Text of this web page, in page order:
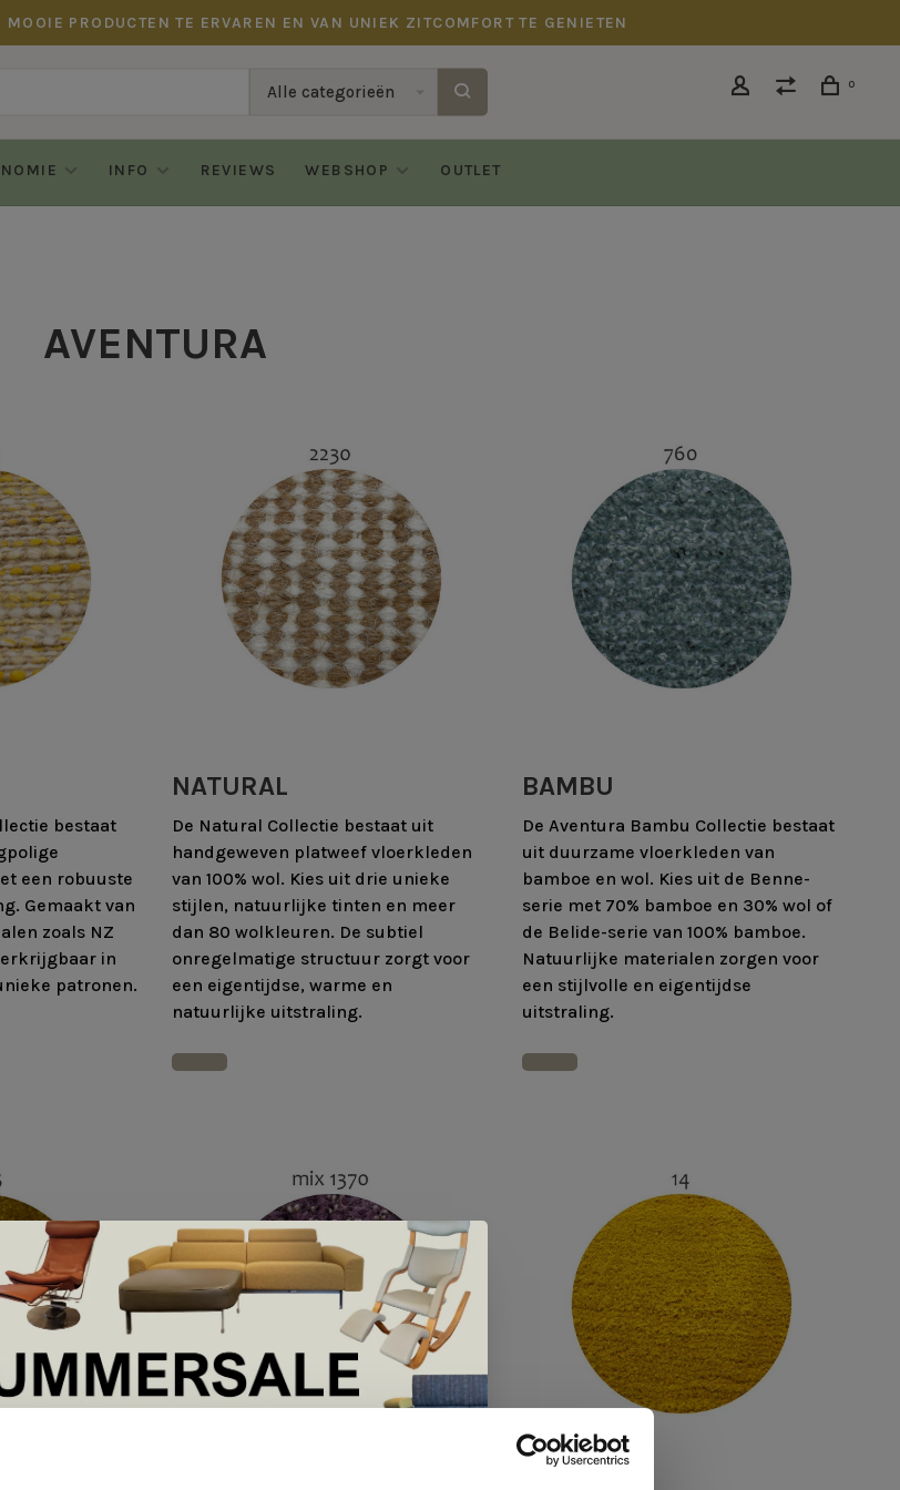
PRODUCTEN TE ERVAREN EN VAN UNIEK ZITCOMFORT TE GENIETEN
Alle categorieën 0
INFO REVIEWS WEBSHOP OUTLET
AVENTURA
bestaat
een robuuste
Gemaakt van
zoals NZ
in
patronen.
NATURAL
De Natural Collectie bestaat uit
handgeweven platweef vloerkleden
van 100% wol. Kies uit drie unieke
stijlen, natuurlijke tinten en meer
dan 80 wolkleuren. De subtiel
onregelmatige structuur zorgt voor
een eigentijdse, warme en
natuurlijke uitstraling.
BAMBU
De Aventura Bambu Collectie bestaat
uit duurzame vloerkleden van
bamboe en wol. Kies uit de Benne-
serie met 70% bamboe en 30% wol of
de Belide-serie van 100% bamboe.
Natuurlijke materialen zorgen voor
een stijlvolle en eigentijdse
uitstraling.